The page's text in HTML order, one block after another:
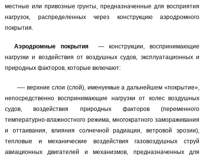
местные или привозные грунты, предназначенные для восприятия
нагрузок, распределенных через конструкцию аэродромного
покрытия.
Аэродромные покрытия —конструкции, воспринимающие
нагрузки и воздействия от воздушных судов, эксплуатационных и
природных факторов, которые включают:
—верхние слои (слой), именуемые а дальнейшем «покрытие»,
непосредственно воспринимающие нагрузки от колес воздушных
судов, воздействия природных факторов (переменного
температурно-влажностного режима, многократного замораживания
и оттаивания, влияния солнечной радиации, ветровой эрозии),
тепловые и механические воздействия газовоздушных струй
авиационных двигателей и механизмов, предназначенных для